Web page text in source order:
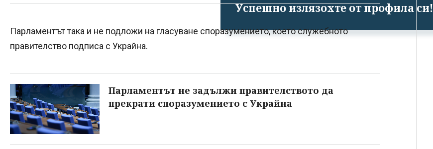
Успешно излязохте от профила си!
Парламентът така и не подложи на гласуване споразумението, което служебното
правителство подписа с Украйна.
Парламентът не задължи правителството да
прекрати споразумението с Украйна